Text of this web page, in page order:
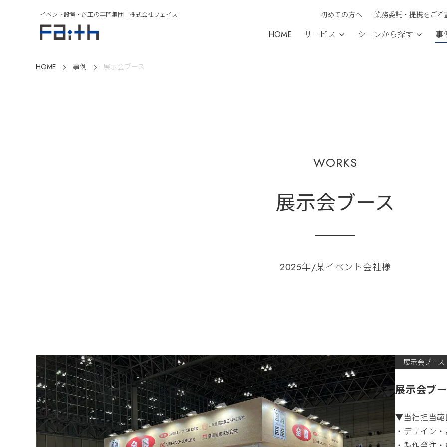
イベント設営・施工の専門集団｜ 株式会社フェイス 初めての方へ 業務委託・提携をご希
HOME サービス シーンから探す 事
HOME 事例 展示会ブース
WORKS
展示会ブース
2025年/某イベント会社様
展示会ブース
展示会ブ
▼当社担当範
・デザイン